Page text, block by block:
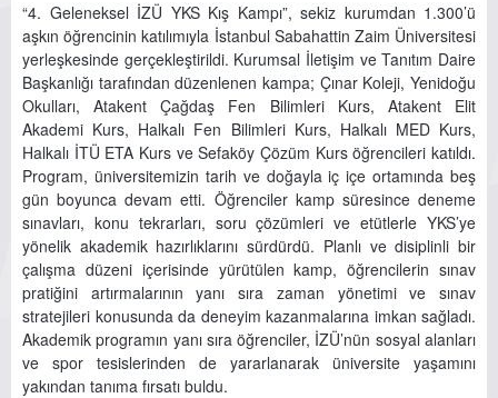
“4. Geleneksel İZÜ YKS Kış Kampı”, sekiz kurumdan 1.300’ü
aşkın öğrencinin katılımıyla İstanbul Sabahattin Zaim Üniversitesi
yerleşkesinde gerçekleştirildi. Kurumsal İletişim ve Tanıtım Daire
Başkanlığı tarafından düzenlenen kampa; Çınar Koleji, Yenidoğu
Okulları, Atakent Çağdaş Fen Bilimleri Kurs, Atakent Elit
Akademi Kurs, Halkalı Fen Bilimleri Kurs, Halkalı MED Kurs,
Halkalı İTÜ ETA Kurs ve Sefaköy Çözüm Kurs öğrencileri katıldı.
Program, üniversitemizin tarih ve doğayla iç içe ortamında beş
gün boyunca devam etti. Öğrenciler kamp süresince deneme
sınavları, konu tekrarları, soru çözümleri ve etütlerle YKS’ye
yönelik akademik hazırlıklarını sürdürdü. Planlı ve disiplinli bir
çalışma düzeni içerisinde yürütülen kamp, öğrencilerin sınav
pratiğini artırmalarının yanı sıra zaman yönetimi ve sınav
stratejileri konusunda da deneyim kazanmalarına imkan sağladı.
Akademik programın yanı sıra öğrenciler, İZÜ’nün sosyal alanları
ve spor tesislerinden de yararlanarak üniversite yaşamını
yakından tanıma fırsatı buldu.